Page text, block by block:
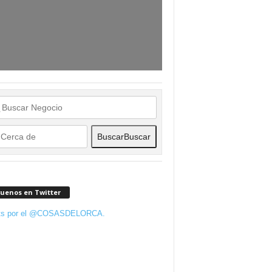
BuscarBuscar
en Twitter
por el @COSASDELORCA.